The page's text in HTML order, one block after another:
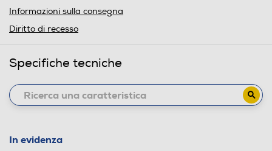
Informazioni sulla consegna
Diritto di recesso
Specifiche tecniche
In evidenza